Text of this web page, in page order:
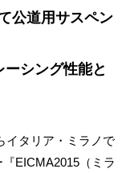
公道用サスペン
シング性能と
イタリア・ミラノで
EICMA2015（ミラ